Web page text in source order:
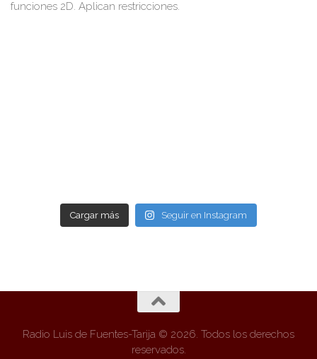
Cargar más Seguir en Instagram
Radio Luis de Fuentes-Tarija © 2026. Todos los derechos
reservados.